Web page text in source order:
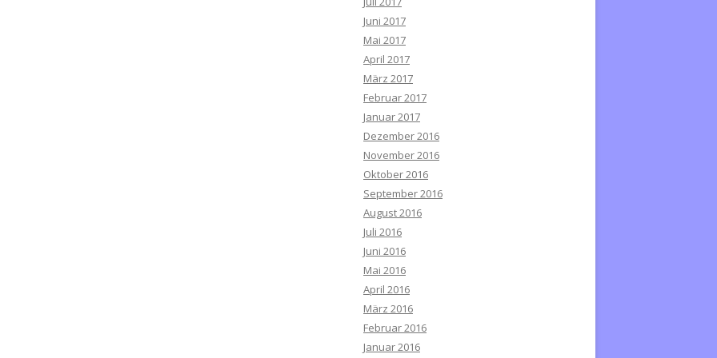
Juni 2017
Mai 2017
April 2017
März 2017
Februar 2017
Januar 2017
Dezember 2016
November 2016
Oktober 2016
September 2016
August 2016
Juli 2016
Juni 2016
Mai 2016
April 2016
März 2016
Februar 2016
Januar 2016